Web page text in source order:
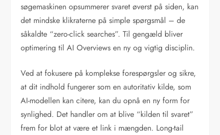
søgemaskinen opsummerer svaret øverst på siden, kan
det mindske klikraterne på simple spørgsmål – de
såkaldte “zero-click searches”. Til gengæld bliver
optimering til AI Overviews en ny og vigtig disciplin.
Ved at fokusere på komplekse forespørgsler og sikre,
at dit indhold fungerer som en autoritativ kilde, som
AI-modellen kan citere, kan du opnå en ny form for
synlighed. Det handler om at blive “kilden til svaret”
frem for blot at være et link i mængden. Long-tail